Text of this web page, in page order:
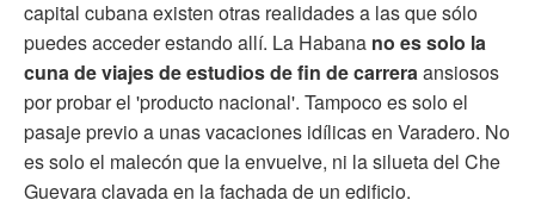
capital cubana existen otras realidades a las que sólo
puedes acceder estando allí. La Habana no es solo la
cuna de viajes de estudios de fin de carreraansiosos
por probar el 'producto nacional'. Tampoco es solo el
pasaje previo a unas vacaciones idílicas en Varadero. No
es solo el malecón que la envuelve, ni la silueta del Che
Guevara clavada en la fachada de un edificio.